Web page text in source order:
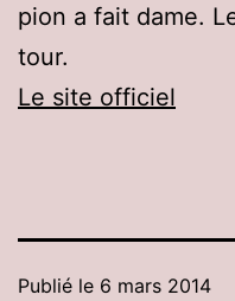
pion a fait dame.
tour.
Le site officiel
Publié le 6 mars 2014